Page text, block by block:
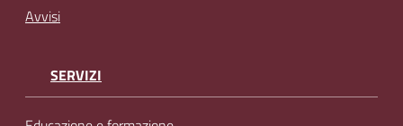
Avvisi
SERVIZI